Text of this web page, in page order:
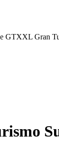
GTXXL Gran